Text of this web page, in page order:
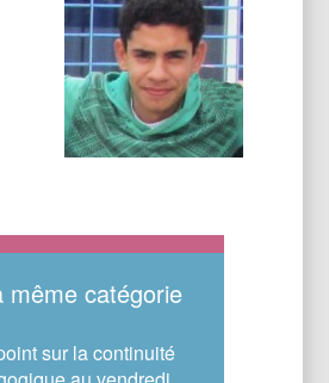
même catégorie
sur la continuité